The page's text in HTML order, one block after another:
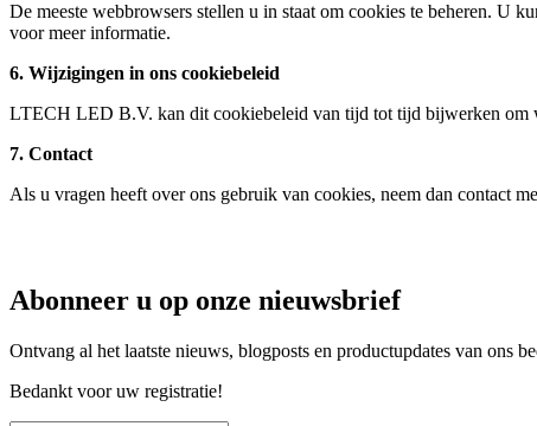
De meeste webbrowsers stellen u in staat om cookies te beheren. U
voor meer informatie.
6. Wijzigingen in ons cookiebeleid
LTECH LED B.V. kan dit cookiebeleid van tijd tot tijd bijwerken om
7. Contact
Als u vragen heeft over ons gebruik van cookies, neem dan contact
Abonneer u op onze nieuwsbrief
Ontvang al het laatste nieuws, blogposts en productupdates van ons
Bedankt voor uw registratie!